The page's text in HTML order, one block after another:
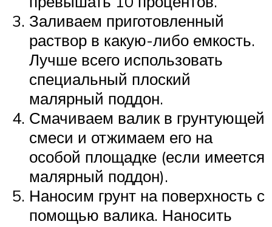
Заливаем приготовленный
раствор в какую-либо емкость.
Лучше всего использовать
специальный плоский
малярный поддон.
Смачиваем валик в грунтующей
смеси и отжимаем его на
особой площадке (если имеется
малярный поддон).
Наносим грунт на поверхность с
помощью валика. Наносить